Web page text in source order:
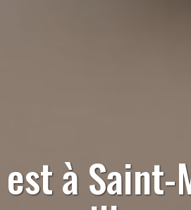
àSaint-